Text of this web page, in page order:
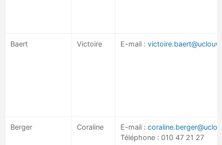
Baert Victoire E-mail :
Berger Coraline E-mail :
Téléphone : 010 47 21 27